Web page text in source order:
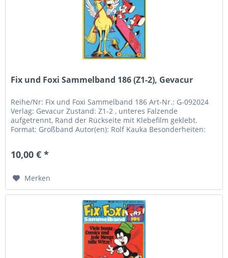
Fix und Foxi Sammelband 186 (Z1-2), Gevacur
Reihe/Nr: Fix und Foxi Sammelband 186 Art-Nr.: G-092024
Verlag: Gevacur Zustand: Z1-2 , unteres Falzende
aufgetrennt, Rand der Rückseite mit Klebefilm geklebt.
Format: Großband Autor(en): Rolf Kauka Besonderheiten:
10,00 € *
Merken